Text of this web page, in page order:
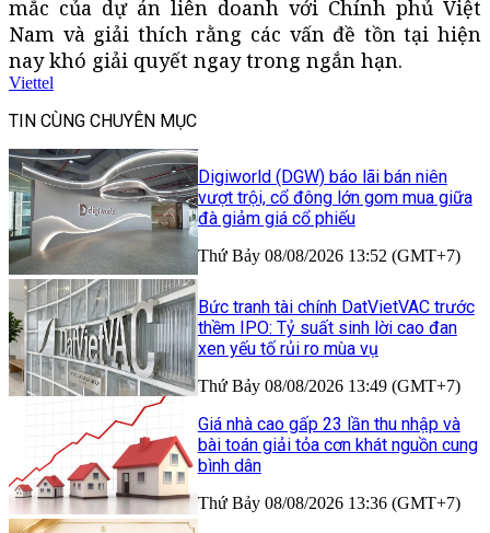
mắc của dự án liên doanh với Chính phủ Việt
Nam và giải thích rằng các vấn đề tồn tại hiện
nay khó giải quyết ngay trong ngắn hạn.
Viettel
TIN CÙNG CHUYÊN MỤC
Digiworld (DGW) báo lãi bán niên
vượt trội, cổ đông lớn gom mua giữa
đà giảm giá cổ phiếu
Thứ Bảy 08/08/2026 13:52 (GMT+7)
Bức tranh tài chính DatVietVAC trước
thềm IPO: Tỷ suất sinh lời cao đan
xen yếu tố rủi ro mùa vụ
Thứ Bảy 08/08/2026 13:49 (GMT+7)
Giá nhà cao gấp 23 lần thu nhập và
bài toán giải tỏa cơn khát nguồn cung
bình dân
Thứ Bảy 08/08/2026 13:36 (GMT+7)